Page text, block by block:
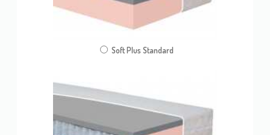
Soft Plus Standard